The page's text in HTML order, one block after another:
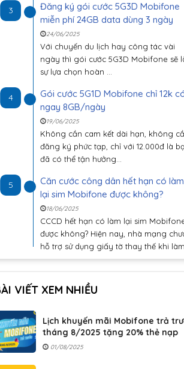
3
Đăng ký gói cước 5G3D Mobifone
miễn phí 24GB data dùng 3 ngày
24/06/2025
Với chuyến du lịch hay công tác vài
ngày thì gói cước 5G3D Mobifone sẽ
sự lựa chọn hoàn ...
4
Gói cước 5G1D Mobifone chỉ 12k
ngay 8GB/ngày
19/06/2025
Không cần cam kết dài hạn, không
đăng ký phức tạp, chỉ với 12.000đ là
đã có thể tận hưởng...
5
Căn cước công dân hết hạn có làm
lại sim Mobifone được không?
18/06/2025
CCCD hết hạn có làm lại sim
được không? Hiện nay, nhà mạng
hỗ trợ sử dụng giấy tờ thay thế khi
VIẾT XEM NHIỀU
Lịch khuyến mãi Mobifone trả
tháng 8/2025 tặng 20% thẻ nạp
01/08/2025